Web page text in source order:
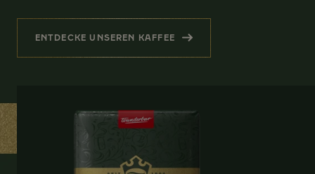
ENTDECKE UNSEREN KAFFEE